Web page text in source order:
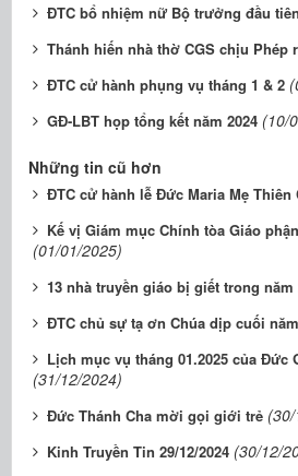
ĐTC bổ nhiệm nữ Bộ trưởng đầu tiên
Thánh hiến nhà thờ CGS chịu Phép
ĐTC cử hành phụng vụ tháng 1 & 2
GĐ-LBT họp tổng kết năm 2024 (10/
Những tin cũ hơn
ĐTC cử hành lễ Đức Maria Mẹ Thiên
Kế vị Giám mục Chính tòa Giáo
(01/01/2025)
13 nhà truyền giáo bị giết trong năm
ĐTC chủ sự tạ ơn Chúa dịp cuối
Lịch mục vụ tháng 01.2025 của Đức
(31/12/2024)
Đức Thánh Cha mời gọi giới trẻ
Kinh Truyền Tin 29/12/2024 (30/12/